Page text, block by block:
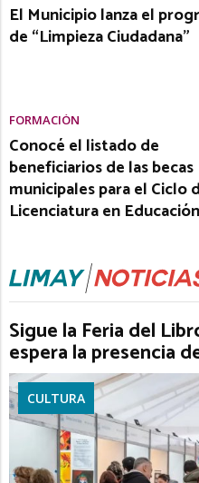
El Municipio lanza el
de “Limpieza Ciudadana”
FORMACIÓN
Conocé el listado de
beneficiarios de las becas
municipales para el Ciclo
Licenciatura en Educación
Sigue la Feria del
espera la presencia
CULTURA